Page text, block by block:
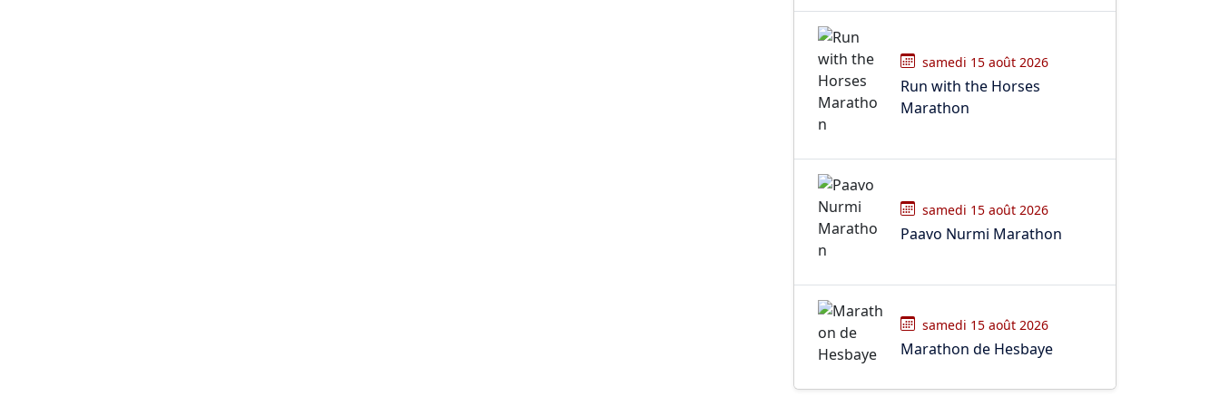
samedi 15 août 2026
Run with the Horses
Marathon
samedi 15 août 2026
Paavo Nurmi Marathon
samedi 15 août 2026
Marathon de Hesbaye